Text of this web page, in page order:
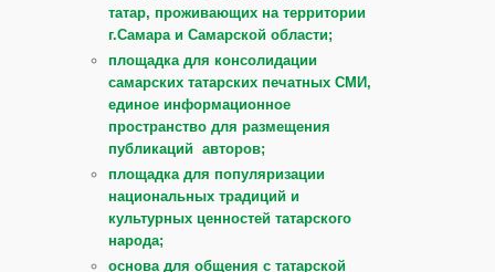
татар, проживающих на территории
г.Самара и Самарской области;
площадка для консолидации
самарских татарских печатных СМИ,
единое информационное
пространство для размещения
публикаций авторов;
площадка для популяризации
национальных традиций и
культурных ценностей татарского
народа;
основа для общения с татарской